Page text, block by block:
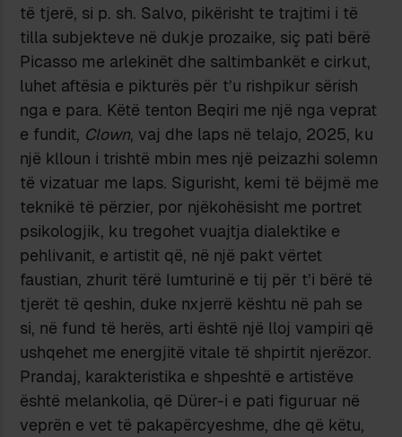
të tjerë, si p. sh. Salvo, pikërisht te trajtimi i të
tilla subjekteve në dukje prozaike, siç pati bërë
Picasso me arlekinët dhe saltimbankët e cirkut,
luhet aftësia e pikturës për t’u rishpikur sërish
nga e para. Këtë tenton Beqiri me një nga veprat
e fundit, Clown, vaj dhe laps në telajo, 2025, ku
një klloun i trishtë mbin mes një peizazhi solemn
të vizatuar me laps. Sigurisht, kemi të bëjmë me
teknikë të përzier, por njëkohësisht me portret
psikologjik, ku tregohet vuajtja dialektike e
pehlivanit, e artistit që, në një pakt vërtet
faustian, zhurit tërë lumturinë e tij për t’i bërë të
tjerët të qeshin, duke nxjerrë kështu në pah se
si, në fund të herës, arti është një lloj vampiri që
ushqehet me energjitë vitale të shpirtit njerëzor.
Prandaj, karakteristika e shpeshtë e artistëve
është melankolia, që Dürer-i e pati figuruar në
veprën e vet të pakapërcyeshme, dhe që këtu,